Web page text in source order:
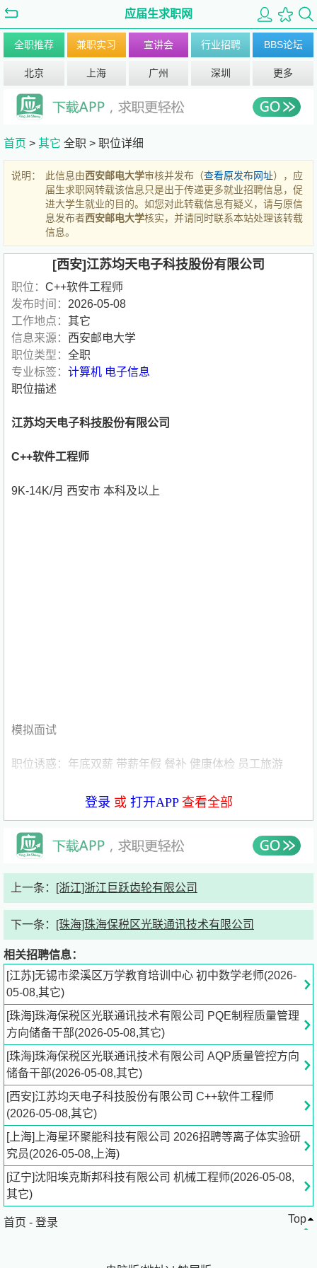
应届生求职网
全职推荐 兼职实习 宣讲会 行业招聘 BBS论坛
北京 上海 广州 深圳 更多
首页 > 其它 全职 > 职位详细
说明： 此信息由西安邮电大学审核并发布（查看原发布网址），应
届生求职网转载该信息只是出于传递更多就业招聘信息，促
进大学生就业的目的。如您对此转载信息有疑义，请与原信
息发布者西安邮电大学核实，并请同时联系本站处理该转载
信息。
[西安]江苏均天电子科技股份有限公司
职位： C++软件工程师
发布时间： 2026-05-08
工作地点： 其它
信息来源： 西安邮电大学
职位类型： 全职
专业标签： 计算机 电子信息
职位描述
江苏均天电子科技股份有限公司
C++软件工程师
9K-14K/月 西安市 本科及以上
模拟面试
职位诱惑：年底双薪 带薪年假 餐补 健康体检 员工旅游
薪酬福利：五险一金
发布时间：2026年5月8日
岗位职责：
1. 遵循软件开发规范，配合项目组执行软件开发流程；
2. 参与软件研发工作，包括需求分析、设计、编码、集成
及单元测试；
3. 完成所负责的功能模块代码编写、维护、保障以及文档
开发工作；
4. 按时、保质、保量地完成项目分配任务。
岗位要求：
1. 本科及以上学历，计算机、电子、自动化和通信相关专
业优先；
2. 熟练使用C/C++语言，具备C/C++软件项目开发经验；
3. 熟悉GUI界面开发，有Qt开发经验优先；
登录 或 打开APP查看全部
上一条： [浙江]浙江巨跃齿轮有限公司
下一条： [珠海]珠海保税区光联通讯技术有限公司
相关招聘信息：
[江苏]无锡市梁溪区万学教育培训中心 初中数学老师(2026-
05-08,其它)
[珠海]珠海保税区光联通讯技术有限公司 PQE制程质量管理
方向储备干部(2026-05-08,其它)
[珠海]珠海保税区光联通讯技术有限公司 AQP质量管控方向
储备干部(2026-05-08,其它)
[西安]江苏均天电子科技股份有限公司 C++软件工程师
(2026-05-08,其它)
[上海]上海星环聚能科技有限公司 2026招聘等离子体实验研
究员(2026-05-08,上海)
[辽宁]沈阳埃克斯邦科技有限公司 机械工程师(2026-05-08,
其它)
首页 - 登录 Top